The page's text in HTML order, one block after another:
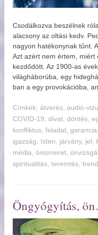
Csodálkozva beszélnek
alacsony az oltási kedv.
nagyon hatékonynak tűnt.
Azt azért nem értem, miért
kezdődött. Az 1900-as
világháborúba, egy
ban a egy provokációba,
Címkék:tverés,audió-
COVID-19,divat,döntés,
konfliktus,feladat,garancia
igazság, Isten, járvány, jel,
média,önismeret,
spiritualitás,teremtés,trend
Öngyógyítás,